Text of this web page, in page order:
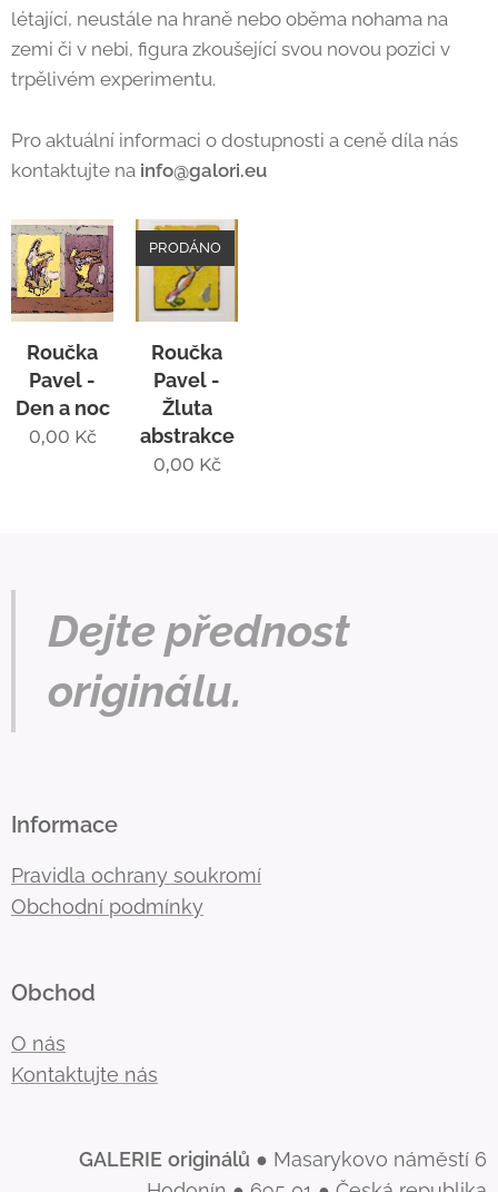
létající, neustále na hraně nebo oběma nohama na
zemi či v nebi, figura zkoušející svou novou pozici v
trpělivém experimentu.
Pro aktuální informaci o dostupnosti a ceně díla nás
kontaktujte na info@galori.eu
Roučka
Pavel -
Den a noc
0,00 Kč
Roučka
Pavel -
Žluta
abstrakce
PRODÁNO
0,00 Kč
Dejte přednost
originálu.
Informace
Pravidla ochrany soukromí
Obchodní podmínky
Obchod
O nás
Kontaktujte nás
GALERIE originálů ● Masarykovo náměstí 6